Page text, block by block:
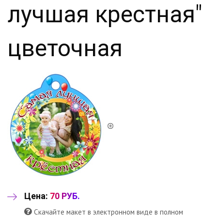
лучшая крестная"
цветочная
Цена: 70 РУБ.
Скачайте макет в электронном виде в полном